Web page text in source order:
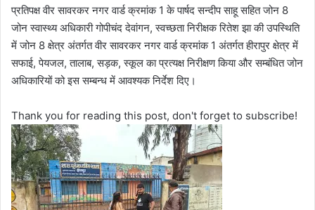
प्रतिपक्ष वीर सावरकर नगर वार्ड क्रमांक 1 के पार्षद सन्दीप साहू सहित जोन 8
जोन स्वास्थ्य अधिकारी गोपीचंद देवांगन, स्वच्छता निरीक्षक रितेश झा की उपस्थिति
में जोन 8 क्षेत्र अंतर्गत वीर सावरकर नगर वार्ड क्रमांक 1 अंतर्गत हीरापुर क्षेत्र में
सफाई, पेयजल, तालाब, सड़क, स्कूल का प्रत्यक्ष निरीक्षण किया और सम्बंधित जोन
अधिकारियों को इस सम्बन्ध में आवश्यक निर्देश दिए।
Thank you for reading this post, don't forget to subscribe!